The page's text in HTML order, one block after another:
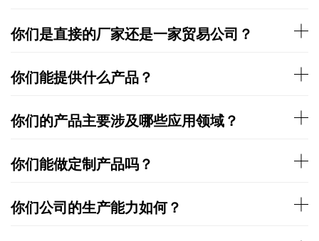
你们是直接的厂家还是一家贸易公司？
你们能提供什么产品？
你们的产品主要涉及哪些应用领域？
你们能做定制产品吗？
你们公司的生产能力如何？